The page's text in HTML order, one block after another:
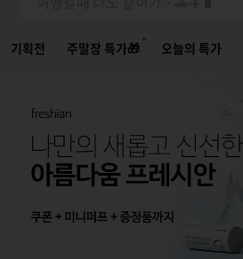
염색약, 염모제, 새치
기획전 주말장 특가🎁 오늘의 특가